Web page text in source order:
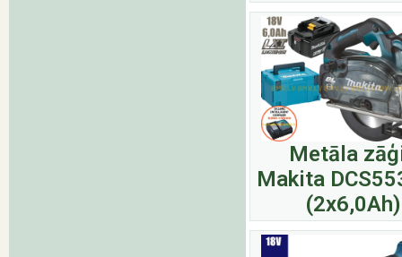
Metāla
Makita
(2x6,0Ah)